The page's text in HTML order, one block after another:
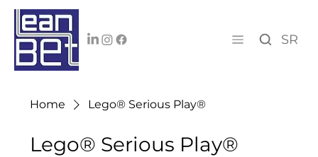
SR
Home Lego® Serious Play®
Lego® Serious Play®